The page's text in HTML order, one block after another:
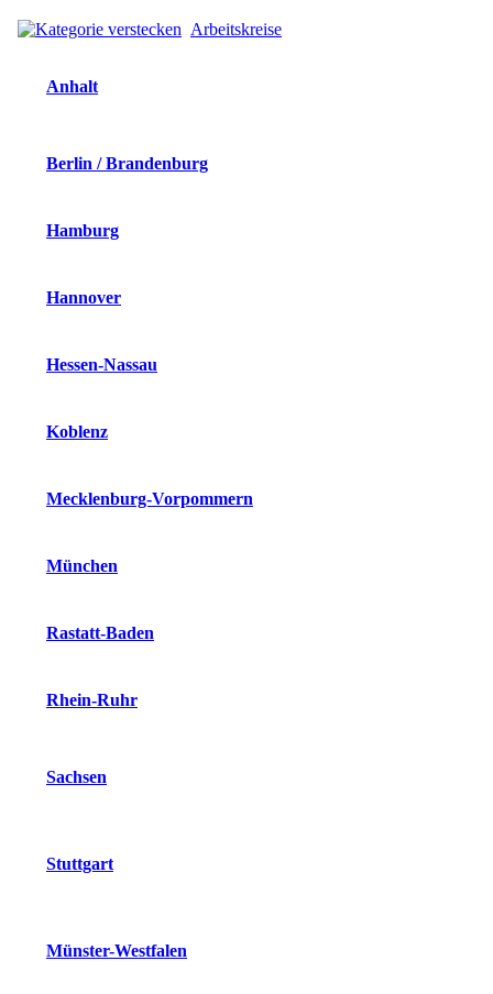
Arbeitskreise
Anhalt
Berlin / Brandenburg
Hamburg
Hannover
Hessen-Nassau
Koblenz
Mecklenburg-Vorpommern
München
Rastatt-Baden
Rhein-Ruhr
Sachsen
Stuttgart
Münster-Westfalen